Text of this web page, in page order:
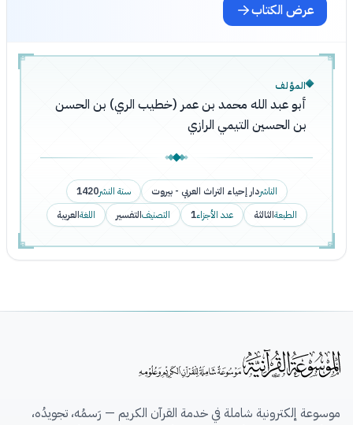
عرض الكتاب
المؤلف
أبو عبد الله محمد بن عمر (خطيب الري) بن الحسن
بن الحسين التيمي الرازي
الناشردار إحياء التراث العربي - بيروت سنة النشر1420
الطبعةالثالثة عدد الأجزاء1 التصنيفالتفسير اللغةالعربية
موسوعة إلكترونية شاملة في خدمة القرآن الكريم — رَسمُه، تجويدُه،